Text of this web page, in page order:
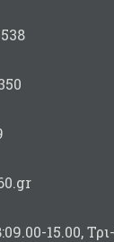
15.00,